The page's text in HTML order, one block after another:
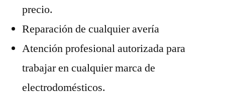
precio.
Reparación de cualquier avería
Atención profesional autorizada para
trabajar en cualquier marca de
electrodomésticos.